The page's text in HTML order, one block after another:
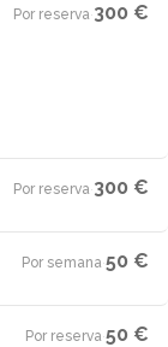
Por reserva·300 €
Por reserva·300 €
Por semana·50 €
Por reserva·50 €